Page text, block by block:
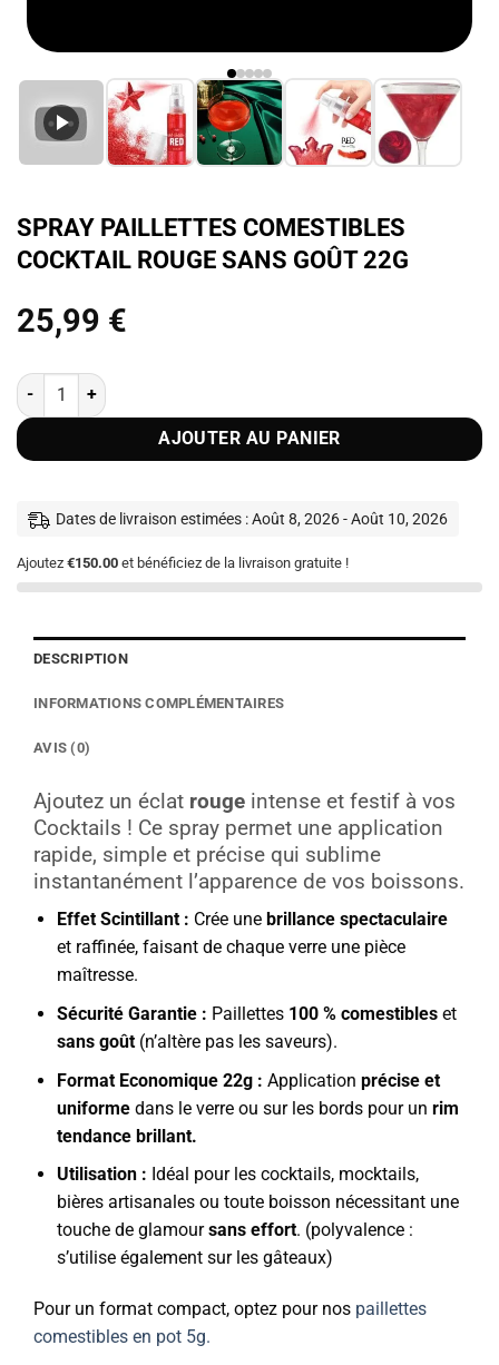
SPRAY PAILLETTES COMESTIBLES
COCKTAIL ROUGE SANS GOÛT 22G
25,99 €
quantité de Spray Paillettes Comestibles Cocktail Rouge Sans Goût
AJOUTER AU PANIER
Dates de livraison estimées : Août 8, 2026 - Août 10, 2026
Ajoutez €150.00 et bénéficiez de la livraison gratuite !
DESCRIPTION
INFORMATIONS COMPLÉMENTAIRES
AVIS (0)
Ajoutez un éclat rouge intense et festif à vos
Cocktails ! Ce spray permet une application
rapide, simple et précise qui sublime
instantanément l’apparence de vos boissons.
Effet Scintillant : Crée une brillance spectaculaire
et raffinée, faisant de chaque verre une pièce
maîtresse.
Sécurité Garantie : Paillettes 100 % comestibleset
sans goût(n’altère pas les saveurs).
Format Economique 22g : Application précise et
uniformedans le verre ou sur les bords pour un rim
tendance brillant.
Utilisation : Idéal pour les cocktails, mocktails,
bières artisanales ou toute boisson nécessitant une
touche de glamoursans effort. (polyvalence :
s’utilise également sur les gâteaux)
Pour un format compact, optez pour nos paillettes
comestibles en pot 5g.